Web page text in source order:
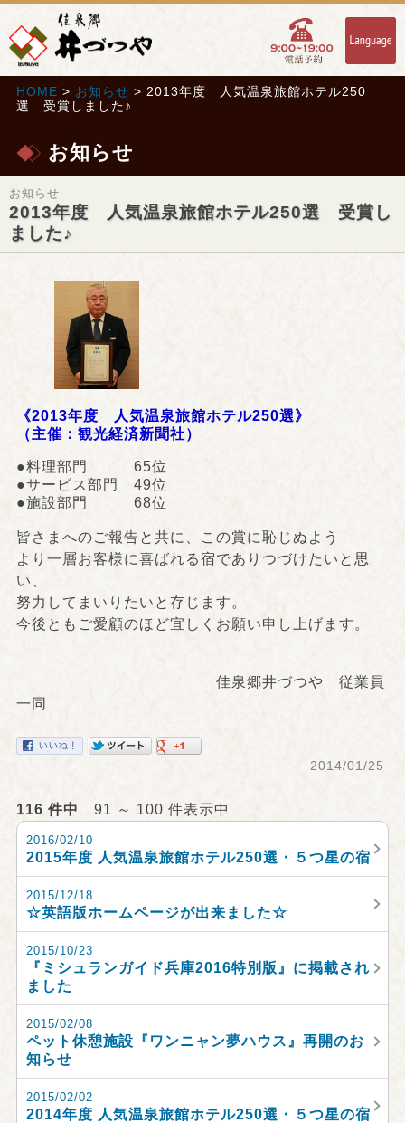
HOME > お知らせ > 2013年度 人気温泉旅館ホテル250
選 受賞しました♪
お知らせ
お知らせ
2013年度 人気温泉旅館ホテル250選 受賞し
ました♪
《2013年度 人気温泉旅館ホテル250選》
（主催：観光経済新聞社）
●料理部門 65位
●サービス部門 49位
●施設部門 68位
皆さまへのご報告と共に、この賞に恥じぬよう
より一層お客様に喜ばれる宿でありつづけたいと思
い、
努力してまいりたいと存じます。
今後ともご愛顧のほど宜しくお願い申し上げます。
佳泉郷井づつや 従業員
一同
2014/01/25
116 件中 91 ～ 100 件表示中
2016/02/10
2015年度 人気温泉旅館ホテル250選・５つ星の宿
2015/12/18
☆英語版ホームページが出来ました☆
2015/10/23
『ミシュランガイド兵庫2016特別版』に掲載され
ました
2015/02/08
ペット休憩施設『ワンニャン夢ハウス』再開のお
知らせ
2015/02/02
2014年度 人気温泉旅館ホテル250選・５つ星の宿